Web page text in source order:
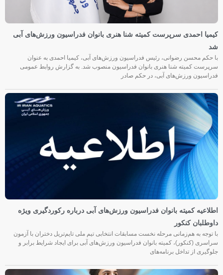
کیمیا احمدی سرپرست کمیته شنا هنری بانوان فدراسیون ورزش‌های آبی
شد
با حکم محسن رضوانی، رئیس فدراسیون ورزش‌های آبی، کیمیا احمدی به عنوان
سرپرست کمیته شنا هنری بانوان فدراسیون منصوب شد. به گزارش روابط عمومی
فدراسیون ورزش‌های آبی، در حکم صادر
اطلاعیه کمیته بانوان فدراسیون ورزش‌های آبی درباره رکوردگیری ویژه
داوطلبان کنکور
با توجه به هم‌زمانی مرحله نخست مسابقات انتخابی تیم ملی تایم‌تریل دختران با آزمون
سراسری (کنکور)، کمیته بانوان فدراسیون ورزش‌های آبی برای ایجاد شرایط برابر و
جلوگیری از تداخل برنامه‌های